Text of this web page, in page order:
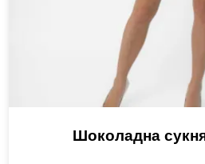
Шоколадна